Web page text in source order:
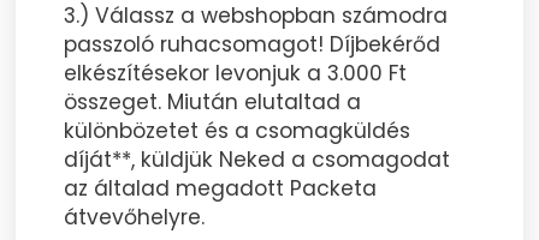
3.) Válassz a webshopban számodra
passzoló ruhacsomagot! Díjbekérőd
elkészítésekor levonjuk a 3.000 Ft
összeget. Miután elutaltad a
különbözetet és a csomagküldés
díját**, küldjük Neked a csomagodat
az általad megadott Packeta
átvevőhelyre.